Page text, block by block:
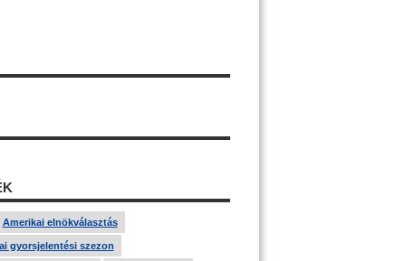
Amerikai elnökválasztás
gyorsjelentési szezon